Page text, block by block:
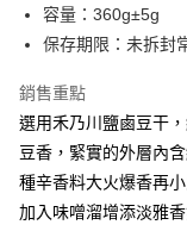
每筆NT$225，滿
每筆NT$225，滿
容量：360g±5g
保存期限：未拆封
銷售重點
選用禾乃川鹽鹵豆干
豆香，緊實的外層內
種辛香料大火爆香再
加入味噌溜增添淡雅